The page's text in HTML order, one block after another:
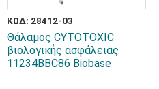
ΚΩΔ: 28412-03
Θάλαμος CYTOTOXIC
βιολογικής ασφάλειας
11234BBC86 Biobase